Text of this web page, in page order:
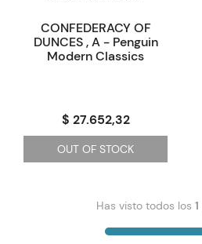
CONFEDERACY OF
DUNCES , A - Penguin
Modern Classics
$ 27.652,32
OUT OF STOCK
Has visto todos los 1